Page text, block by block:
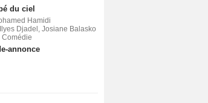
du ciel
Hamidi
Djadel, Josiane Balasko
Comédie
annonce